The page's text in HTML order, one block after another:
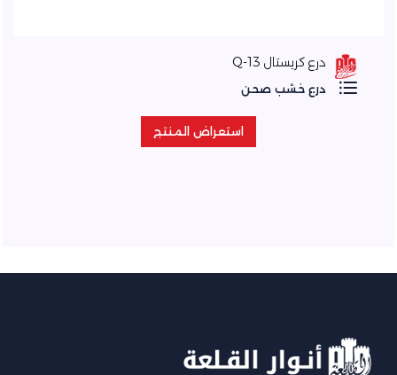
درع كريستال Q-13
درع خشب صحن
استعراض المنتج
استعراض المنتج